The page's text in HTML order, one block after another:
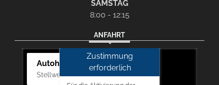
SAMSTAG
8:00 - 12:15
ANFAHRT
Autohaus Picker
Stellwerk 5, 57368 Lennestadt
Zustimmung
erforderlich